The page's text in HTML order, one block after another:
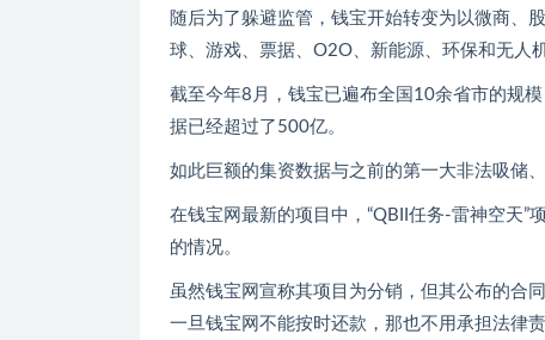
随后为了躲避监管，钱宝开始转变为以微商、
球、游戏、票据、O2O、新能源、环保和无人
截至今年8月，钱宝已遍布全国10余省市的规
据已经超过了500亿。
如此巨额的集资数据与之前的第一大非法吸储
在钱宝网最新的项目中，“QBII任务-雷神空天
的情况。
虽然钱宝网宣称其项目为分销，但其公布的合
一旦钱宝网不能按时还款，那也不用承担法律